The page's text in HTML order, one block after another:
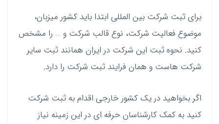
برای ثبت شرکت بین المللی ابتدا باید کشور میزبان،
موضوع فعالیت شرکت، نوع قالب شرکت و … را مشخص
کنید. نحوه ثبت این شرکت در ایران همانند ثبت سایر
شرکت هاست و همان فرایند ثبت شرکت را دارد.
اگر بخواهید در یک کشور خارجی اقدام به ثبت شرکت
کنید به کمک کارشناسان حرفه ای در این زمینه نیاز